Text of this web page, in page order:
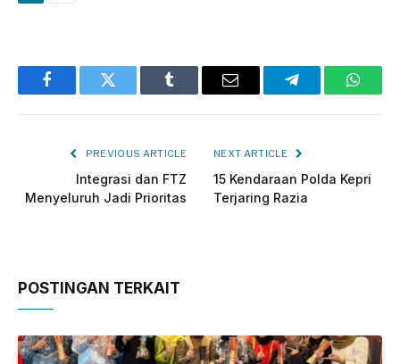
FacebookTwitter Tumblr Email Telegram
PREVIOUS ARTICLE
Integrasi dan FTZ
Menyeluruh Jadi Prioritas
NEXT ARTICLE
15 Kendaraan Polda Kepri
Terjaring Razia
POSTINGAN TERKAIT